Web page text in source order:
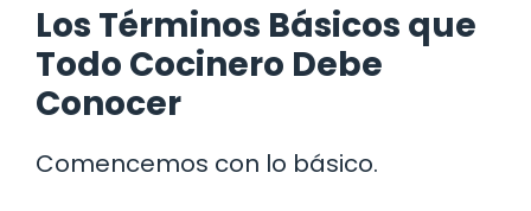
Los Términos Básicos que
Todo Cocinero Debe
Conocer
Comencemos con lo básico.